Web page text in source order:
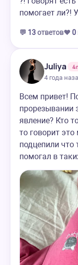
помогает ли?!
💬 13ответов❤️ 0
Juliya
4 года
Всем привет!
прорезывании
явление? Кто
то говорит
подцепили что
помогал в